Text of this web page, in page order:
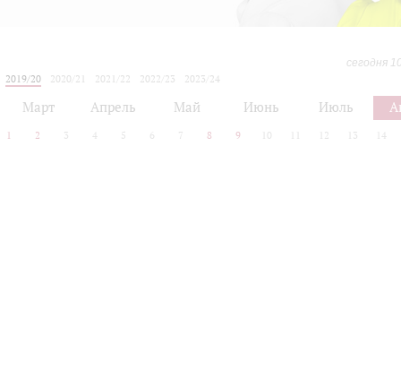
сегодня
2019/20
2020/21 2021/22 2022/23
2023/24
Март Апрель Май Июнь Июль
1 2 3 4 5 6 7 8 9 10 12 13 14